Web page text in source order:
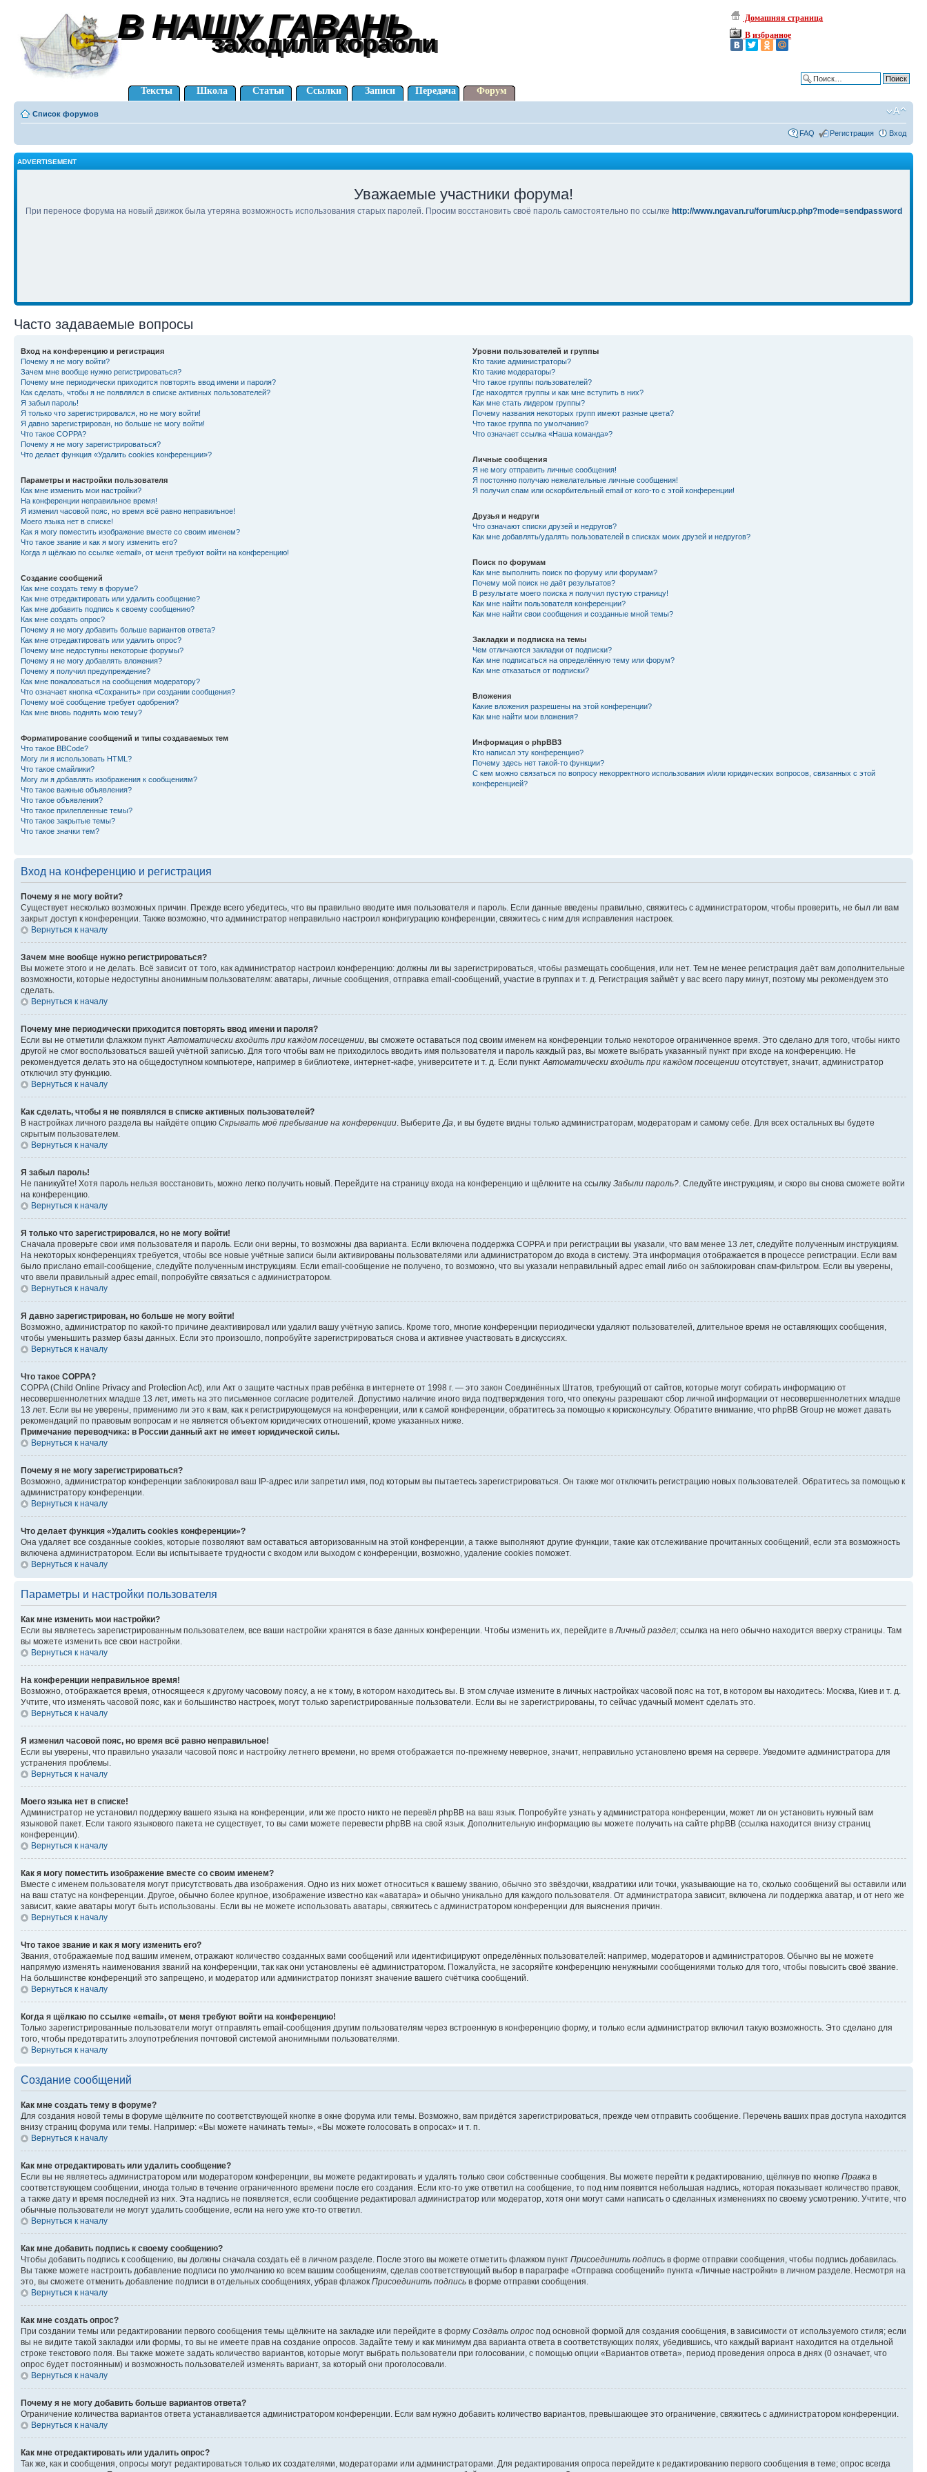
В НАШУ ГАВАНЬ
В НАШУ ГАВАНЬ
заходили корабли
заходили корабли
Домашняя страница
В избранное
Тексты Школа Статьи Ссылки Записи Передача Форум
Список форумов
FAQ Регистрация Вход
ADVERTISEMENT
Уважаемые участники форума!
При переносе форума на новый движок была утеряна возможность использования старых паролей. Просим восстановить своё пароль самостоятельно по ссылке http://www.ngavan.ru/forum/ucp.php?mode=sendpassword
Часто задаваемые вопросы
Вход на конференцию и регистрация
Почему я не могу войти?
Зачем мне вообще нужно регистрироваться?
Почему мне периодически приходится повторять ввод имени и пароля?
Как сделать, чтобы я не появлялся в списке активных пользователей?
Я забыл пароль!
Я только что зарегистрировался, но не могу войти!
Я давно зарегистрирован, но больше не могу войти!
Что такое COPPA?
Почему я не могу зарегистрироваться?
Что делает функция «Удалить cookies конференции»?
Параметры и настройки пользователя
Как мне изменить мои настройки?
На конференции неправильное время!
Я изменил часовой пояс, но время всё равно неправильное!
Моего языка нет в списке!
Как я могу поместить изображение вместе со своим именем?
Что такое звание и как я могу изменить его?
Когда я щёлкаю по ссылке «email», от меня требуют войти на конференцию!
Создание сообщений
Как мне создать тему в форуме?
Как мне отредактировать или удалить сообщение?
Как мне добавить подпись к своему сообщению?
Как мне создать опрос?
Почему я не могу добавить больше вариантов ответа?
Как мне отредактировать или удалить опрос?
Почему мне недоступны некоторые форумы?
Почему я не могу добавлять вложения?
Почему я получил предупреждение?
Как мне пожаловаться на сообщения модератору?
Что означает кнопка «Сохранить» при создании сообщения?
Почему моё сообщение требует одобрения?
Как мне вновь поднять мою тему?
Форматирование сообщений и типы создаваемых тем
Что такое BBCode?
Могу ли я использовать HTML?
Что такое смайлики?
Могу ли я добавлять изображения к сообщениям?
Что такое важные объявления?
Что такое объявления?
Что такое прилепленные темы?
Что такое закрытые темы?
Что такое значки тем?
Уровни пользователей и группы
Кто такие администраторы?
Кто такие модераторы?
Что такое группы пользователей?
Где находятся группы и как мне вступить в них?
Как мне стать лидером группы?
Почему названия некоторых групп имеют разные цвета?
Что такое группа по умолчанию?
Что означает ссылка «Наша команда»?
Личные сообщения
Я не могу отправить личные сообщения!
Я постоянно получаю нежелательные личные сообщения!
Я получил спам или оскорбительный email от кого-то с этой конференции!
Друзья и недруги
Что означают списки друзей и недругов?
Как мне добавлять/удалять пользователей в списках моих друзей и недругов?
Поиск по форумам
Как мне выполнить поиск по форуму или форумам?
Почему мой поиск не даёт результатов?
В результате моего поиска я получил пустую страницу!
Как мне найти пользователя конференции?
Как мне найти свои сообщения и созданные мной темы?
Закладки и подписка на темы
Чем отличаются закладки от подписки?
Как мне подписаться на определённую тему или форум?
Как мне отказаться от подписки?
Вложения
Какие вложения разрешены на этой конференции?
Как мне найти мои вложения?
Информация о phpBB3
Кто написал эту конференцию?
Почему здесь нет такой-то функции?
С кем можно связаться по вопросу некорректного использования и/или юридических вопросов, связанных с этой
конференцией?
Вход на конференцию и регистрация
Почему я не могу войти?
Существует несколько возможных причин. Прежде всего убедитесь, что вы правильно вводите имя пользователя и пароль. Если данные введены правильно, свяжитесь с администратором, чтобы проверить, не был ли вам
закрыт доступ к конференции. Также возможно, что администратор неправильно настроил конфигурацию конференции, свяжитесь с ним для исправления настроек.
Вернуться к началу
Зачем мне вообще нужно регистрироваться?
Вы можете этого и не делать. Всё зависит от того, как администратор настроил конференцию: должны ли вы зарегистрироваться, чтобы размещать сообщения, или нет. Тем не менее регистрация даёт вам дополнительные
возможности, которые недоступны анонимным пользователям: аватары, личные сообщения, отправка email-сообщений, участие в группах и т. д. Регистрация займёт у вас всего пару минут, поэтому мы рекомендуем это
сделать.
Вернуться к началу
Почему мне периодически приходится повторять ввод имени и пароля?
Если вы не отметили флажком пунктАвтоматически входить при каждом посещении, вы сможете оставаться под своим именем на конференции только некоторое ограниченное время. Это сделано для того, чтобы никто
другой не смог воспользоваться вашей учётной записью. Для того чтобы вам не приходилось вводить имя пользователя и пароль каждый раз, вы можете выбрать указанный пункт при входе на конференцию. Не
рекомендуется делать это на общедоступном компьютере, например в библиотеке, интернет-кафе, университете и т. д. Если пунктАвтоматически входить при каждом посещении отсутствует, значит, администратор
отключил эту функцию.
Вернуться к началу
Как сделать, чтобы я не появлялся в списке активных пользователей?
В настройках личного раздела вы найдёте опцию Скрывать моё пребывание на конференции. ВыберитеДа, и вы будете видны только администраторам, модераторам и самому себе. Для всех остальных вы будете
скрытым пользователем.
Вернуться к началу
Я забыл пароль!
Не паникуйте! Хотя пароль нельзя восстановить, можно легко получить новый. Перейдите на страницу входа на конференцию и щёлкните на ссылку Забыли пароль?. Следуйте инструкциям, и скоро вы снова сможете войти
на конференцию.
Вернуться к началу
Я только что зарегистрировался, но не могу войти!
Сначала проверьте свои имя пользователя и пароль. Если они верны, то возможны два варианта. Если включена поддержка COPPA и при регистрации вы указали, что вам менее 13 лет, следуйте полученным инструкциям.
На некоторых конференциях требуется, чтобы все новые учётные записи были активированы пользователями или администратором до входа в систему. Эта информация отображается в процессе регистрации. Если вам
было прислано email-сообщение, следуйте полученным инструкциям. Если email-сообщение не получено, то возможно, что вы указали неправильный адрес email либо он заблокирован спам-фильтром. Если вы уверены,
что ввели правильный адрес email, попробуйте связаться с администратором.
Вернуться к началу
Я давно зарегистрирован, но больше не могу войти!
Возможно, администратор по какой-то причине деактивировал или удалил вашу учётную запись. Кроме того, многие конференции периодически удаляют пользователей, длительное время не оставляющих сообщения,
чтобы уменьшить размер базы данных. Если это произошло, попробуйте зарегистрироваться снова и активнее участвовать в дискуссиях.
Вернуться к началу
Что такое COPPA?
COPPA (Child Online Privacy and Protection Act), или Акт о защите частных прав ребёнка в интернете от 1998 г. — это закон Соединённых Штатов, требующий от сайтов, которые могут собирать информацию от
несовершеннолетних младше 13 лет, иметь на это письменное согласие родителей. Допустимо наличие иного вида подтверждения того, что опекуны разрешают сбор личной информации от несовершеннолетних младше
13 лет. Если вы не уверены, применимо ли это к вам, как к регистрирующемуся на конференции, или к самой конференции, обратитесь за помощью к юрисконсульту. Обратите внимание, что phpBB Group не может давать
рекомендаций по правовым вопросам и не является объектом юридических отношений, кроме указанных ниже.
Примечание переводчика: в России данный акт не имеет юридической силы.
Вернуться к началу
Почему я не могу зарегистрироваться?
Возможно, администратор конференции заблокировал ваш IP-адрес или запретил имя, под которым вы пытаетесь зарегистрироваться. Он также мог отключить регистрацию новых пользователей. Обратитесь за помощью к
администратору конференции.
Вернуться к началу
Что делает функция «Удалить cookies конференции»?
Она удаляет все созданные cookies, которые позволяют вам оставаться авторизованным на этой конференции, а также выполняют другие функции, такие как отслеживание прочитанных сообщений, если эта возможность
включена администратором. Если вы испытываете трудности с входом или выходом с конференции, возможно, удаление cookies поможет.
Вернуться к началу
Параметры и настройки пользователя
Как мне изменить мои настройки?
Если вы являетесь зарегистрированным пользователем, все ваши настройки хранятся в базе данных конференции. Чтобы изменить их, перейдите вЛичный раздел; ссылка на него обычно находится вверху страницы. Там
вы можете изменить все свои настройки.
Вернуться к началу
На конференции неправильное время!
Возможно, отображается время, относящееся к другому часовому поясу, а не к тому, в котором находитесь вы. В этом случае измените в личных настройках часовой пояс на тот, в котором вы находитесь: Москва, Киев и т. д.
Учтите, что изменять часовой пояс, как и большинство настроек, могут только зарегистрированные пользователи. Если вы не зарегистрированы, то сейчас удачный момент сделать это.
Вернуться к началу
Я изменил часовой пояс, но время всё равно неправильное!
Если вы уверены, что правильно указали часовой пояс и настройку летнего времени, но время отображается по-прежнему неверное, значит, неправильно установлено время на сервере. Уведомите администратора для
устранения проблемы.
Вернуться к началу
Моего языка нет в списке!
Администратор не установил поддержку вашего языка на конференции, или же просто никто не перевёл phpBB на ваш язык. Попробуйте узнать у администратора конференции, может ли он установить нужный вам
языковой пакет. Если такого языкового пакета не существует, то вы сами можете перевести phpBB на свой язык. Дополнительную информацию вы можете получить на сайте phpBB (ссылка находится внизу страниц
конференции).
Вернуться к началу
Как я могу поместить изображение вместе со своим именем?
Вместе с именем пользователя могут присутствовать два изображения. Одно из них может относиться к вашему званию, обычно это звёздочки, квадратики или точки, указывающие на то, сколько сообщений вы оставили или
на ваш статус на конференции. Другое, обычно более крупное, изображение известно как «аватара» и обычно уникально для каждого пользователя. От администратора зависит, включена ли поддержка аватар, и от него же
зависит, какие аватары могут быть использованы. Если вы не можете использовать аватары, свяжитесь с администратором конференции для выяснения причин.
Вернуться к началу
Что такое звание и как я могу изменить его?
Звания, отображаемые под вашим именем, отражают количество созданных вами сообщений или идентифицируют определённых пользователей: например, модераторов и администраторов. Обычно вы не можете
напрямую изменять наименования званий на конференции, так как они установлены её администратором. Пожалуйста, не засоряйте конференцию ненужными сообщениями только для того, чтобы повысить своё звание.
На большинстве конференций это запрещено, и модератор или администратор понизят значение вашего счётчика сообщений.
Вернуться к началу
Когда я щёлкаю по ссылке «email», от меня требуют войти на конференцию!
Только зарегистрированные пользователи могут отправлять email-сообщения другим пользователям через встроенную в конференцию форму, и только если администратор включил такую возможность. Это сделано для
того, чтобы предотвратить злоупотребления почтовой системой анонимными пользователями.
Вернуться к началу
Создание сообщений
Как мне создать тему в форуме?
Для создания новой темы в форуме щёлкните по соответствующей кнопке в окне форума или темы. Возможно, вам придётся зарегистрироваться, прежде чем отправить сообщение. Перечень ваших прав доступа находится
внизу страниц форума или темы. Например: «Вы можете начинать темы», «Вы можете голосовать в опросах» и т. п.
Вернуться к началу
Как мне отредактировать или удалить сообщение?
Если вы не являетесь администратором или модератором конференции, вы можете редактировать и удалять только свои собственные сообщения. Вы можете перейти к редактированию, щёлкнув по кнопке Правка в
соответствующем сообщении, иногда только в течение ограниченного времени после его создания. Если кто-то уже ответил на сообщение, то под ним появится небольшая надпись, которая показывает количество правок,
а также дату и время последней из них. Эта надпись не появляется, если сообщение редактировал администратор или модератор, хотя они могут сами написать о сделанных изменениях по своему усмотрению. Учтите, что
обычные пользователи не могут удалить сообщение, если на него уже кто-то ответил.
Вернуться к началу
Как мне добавить подпись к своему сообщению?
Чтобы добавить подпись к сообщению, вы должны сначала создать её в личном разделе. После этого вы можете отметить флажком пункт Присоединить подпись в форме отправки сообщения, чтобы подпись добавилась.
Вы также можете настроить добавление подписи по умолчанию ко всем вашим сообщениям, сделав соответствующий выбор в параграфе «Отправка сообщений» пункта «Личные настройки» в личном разделе. Несмотря на
это, вы сможете отменить добавление подписи в отдельных сообщениях, убрав флажок Присоединить подпись в форме отправки сообщения.
Вернуться к началу
Как мне создать опрос?
При создании темы или редактировании первого сообщения темы щёлкните на закладке или перейдите в форму Создать опрос под основной формой для создания сообщения, в зависимости от используемого стиля; если
вы не видите такой закладки или формы, то вы не имеете прав на создание опросов. Задайте тему и как минимум два варианта ответа в соответствующих полях, убедившись, что каждый вариант находится на отдельной
строке текстового поля. Вы также можете задать количество вариантов, которые могут выбрать пользователи при голосовании, с помощью опции «Вариантов ответа», период проведения опроса в днях (0 означает, что
опрос будет постоянным) и возможность пользователей изменять вариант, за который они проголосовали.
Вернуться к началу
Почему я не могу добавить больше вариантов ответа?
Ограничение количества вариантов ответа устанавливается администратором конференции. Если вам нужно добавить количество вариантов, превышающее это ограничение, свяжитесь с администратором конференции.
Вернуться к началу
Как мне отредактировать или удалить опрос?
Так же, как и сообщения, опросы могут редактироваться только их создателями, модераторами или администраторами. Для редактирования опроса перейдите к редактированию первого сообщения в теме; опрос всегда